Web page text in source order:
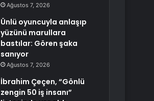
Ağustos 7, 2026
Ünlü oyuncuyla anlaşıp
yüzünü marullara
bastılar: Gören şaka
sanıyor
Ağustos 7, 2026
İbrahim Çeçen, “Gönlü
zengin 50 iş insanı”